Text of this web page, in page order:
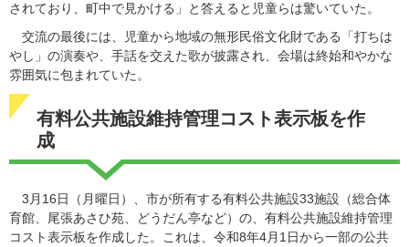
されており、町中で見かける」と答えると児童らは驚いていた。
交流の最後には、児童から地域の無形民俗文化財である「打ちは
やし」の演奏や、手話を交えた歌が披露され、会場は終始和やかな
雰囲気に包まれていた。
有料公共施設維持管理コスト表示板を作
成
3月16日（月曜日）、市が所有する有料公共施設33施設（総合体
育館、尾張あさひ苑、どうだん亭など）の、有料公共施設維持管理
コスト表示板を作成した。これは、令和8年4月1日から一部の公共